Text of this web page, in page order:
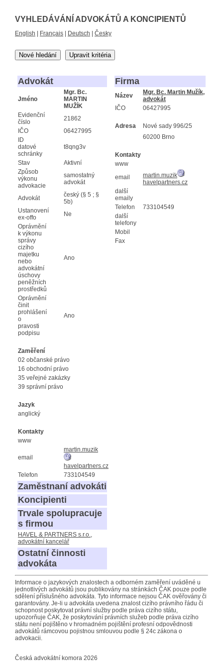
VYHLEDÁVÁNÍ ADVOKÁTŮ A KONCIPIENTŮ
English Français Deutsch Česky
Nové hledání Upravit kritéria
Advokát
Jméno
Mgr. Bc.
MARTIN
MUŽÍK
Evidenční
číslo
21862
IČO
06427995
ID
datové
schránky
t8qng3v
Stav
Aktivní
Způsob
výkonu
advokacie
samostatný
advokát
Advokát
český (§ 5 ; §
5b)
Ustanovení
ex-offo
Ne
Oprávnění
k výkonu
správy
cizího
majetku
nebo
advokátní
úschovy
peněžních
prostředků
Ano
Oprávnění
činit
prohlášení
o
pravosti
podpisu
Ano
Zaměření
02 občanské právo
16 obchodní právo
35 veřejné zakázky
39 správní právo
Jazyk
anglický
Kontakty
www
email
martin.muzik
havelpartners.cz
Telefon
733104549
Zaměstnaní advokáti
Koncipienti
Trvale spolupracuje
s firmou
HAVEL & PARTNERS s.r.o.,
advokátní kancelář
Ostatní činnosti
advokáta
Firma
Název
Mgr. Bc. Martin Mužík,
advokát
IČO
06427995
Adresa
Nové sady 996/25
60200 Brno
Kontakty
www
email
martin.muzik
havelpartners.cz
další
emaily
Telefon
733104549
další
telefony
Mobil
Fax
Informace o jazykových znalostech a odborném zaměření uváděné u
jednotlivých advokátů jsou publikovány na stránkách ČAK pouze podle
sdělení příslušného advokáta. Tyto informace nejsou ČAK ověřovány či
garantovány. Je-li u advokáta uvedena znalost cizího právního řádu či
schopnost poskytovat právní služby podle práva cizího státu,
upozorňuje ČAK, že poskytování právních služeb podle práva cizího
státu není pojištěno v hromadném pojištění profesní odpovědnosti
advokátů rámcovou pojistnou smlouvou podle § 24c zákona o
advokacii.
Česká advokátní komora 2026